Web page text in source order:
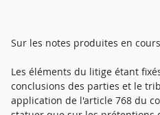
Sur les notes produites en
Les éléments du litige étant
conclusions des parties et le
application de l'article 768 du